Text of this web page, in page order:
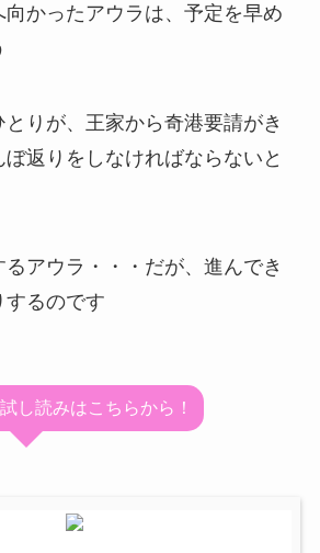
かったアウラは、予定を早め
とりが、王家から奇港要請がき
返りをしなければならないと
アウラ・・・だが、進んでき
するのです
し読みはこちらから！